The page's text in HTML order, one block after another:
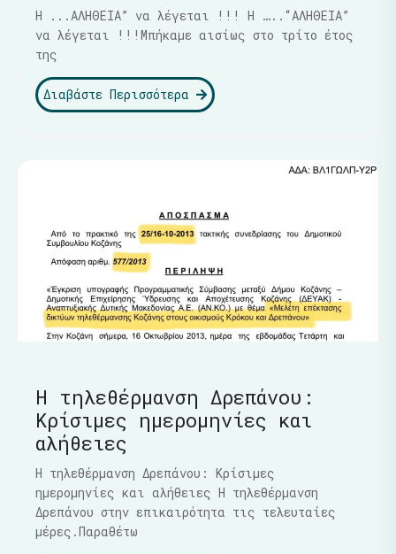
Η ...ΑΛΗΘΕΙΑ” να λέγεται !!! Η …..“ΑΛΗΘΕΙΑ”
να λέγεται !!!Μπήκαμε αισίως στο τρίτο έτος
της
Διαβάστε Περισσότερα
Η τηλεθέρμανση Δρεπάνου:
Κρίσιμες ημερομηνίες και
αλήθειες
Η τηλεθέρμανση Δρεπάνου: Κρίσιμες
ημερομηνίες και αλήθειες Η τηλεθέρμανση
Δρεπάνου στην επικαιρότητα τις τελευταίες
μέρες.Παραθέτω